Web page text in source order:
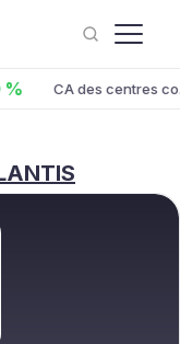
CA des centres co.